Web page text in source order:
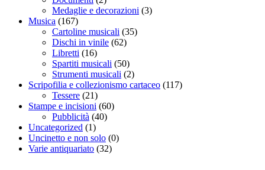
Medaglie e decorazioni (3)
Musica (167)
Cartoline musicali (35)
Dischi in vinile (62)
Libretti (16)
Spartiti musicali (50)
Strumenti musicali (2)
Scripofilia e collezionismo cartaceo (117)
Tessere (21)
Stampe e incisioni (60)
Pubblicità (40)
Uncategorized (1)
Uncinetto e non solo (0)
Varie antiquariato (32)